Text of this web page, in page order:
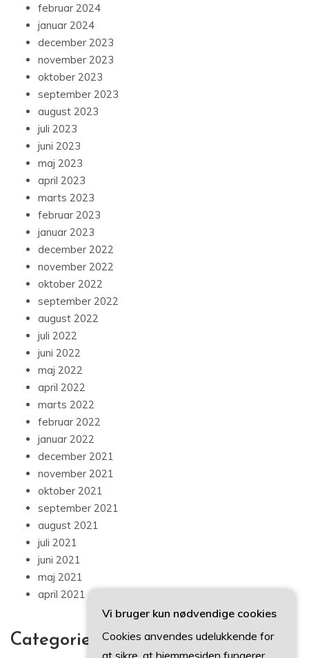
februar 2024
januar 2024
december 2023
november 2023
oktober 2023
september 2023
august 2023
juli 2023
juni 2023
maj 2023
april 2023
marts 2023
februar 2023
januar 2023
december 2022
november 2022
oktober 2022
september 2022
august 2022
juli 2022
juni 2022
maj 2022
april 2022
marts 2022
februar 2022
januar 2022
december 2021
november 2021
oktober 2021
september 2021
august 2021
juli 2021
juni 2021
maj 2021
april 2021
Categories
Vi bruger kun nødvendige cookies
Cookies anvendes udelukkende for
at sikre, at hjemmesiden fungerer